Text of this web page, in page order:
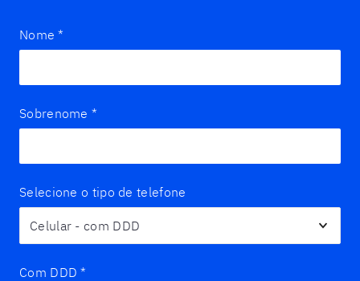
Nome *
Sobrenome *
Selecione o tipo de telefone
Com DDD *